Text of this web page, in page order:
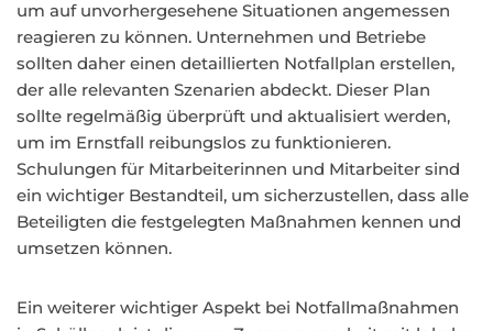
um auf unvorhergesehene Situationen angemessen
reagieren zu können. Unternehmen und Betriebe
sollten daher einen detaillierten Notfallplan erstellen,
der alle relevanten Szenarien abdeckt. Dieser Plan
sollte regelmäßig überprüft und aktualisiert werden,
um im Ernstfall reibungslos zu funktionieren.
Schulungen für Mitarbeiterinnen und Mitarbeiter sind
ein wichtiger Bestandteil, um sicherzustellen, dass alle
Beteiligten die festgelegten Maßnahmen kennen und
umsetzen können.
Ein weiterer wichtiger Aspekt bei Notfallmaßnahmen